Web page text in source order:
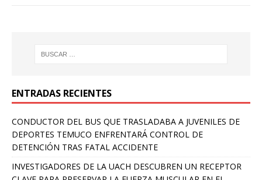
ENTRADAS RECIENTES
CONDUCTOR DEL BUS QUE TRASLADABA A JUVENILES DE
DEPORTES TEMUCO ENFRENTARÁ CONTROL DE
DETENCIÓN TRAS FATAL ACCIDENTE
INVESTIGADORES DE LA UACH DESCUBREN UN RECEPTOR